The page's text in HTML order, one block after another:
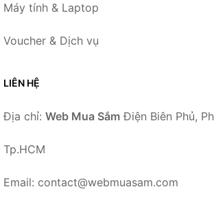
Máy tính & Laptop
Voucher & Dịch vụ
LIÊN HỆ
Địa chỉ: Web Mua Sắm Điện Biên Phủ,
Tp.HCM
Email: contact@webmuasam.com